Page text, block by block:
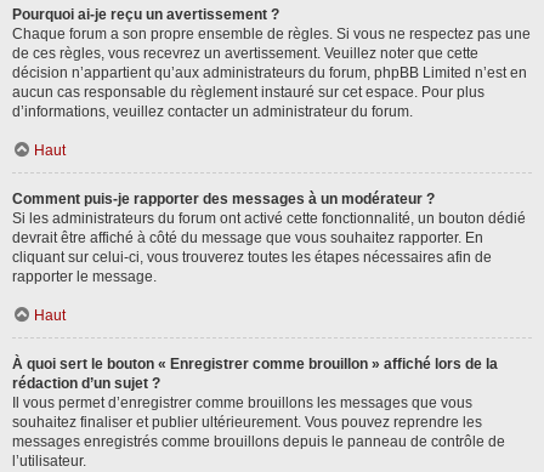
Pourquoi ai-je reçu un avertissement ?
Chaque forum a son propre ensemble de règles. Si vous ne respectez pas une
de ces règles, vous recevrez un avertissement. Veuillez noter que cette
décision n’appartient qu’aux administrateurs du forum, phpBB Limited n’est en
aucun cas responsable du règlement instauré sur cet espace. Pour plus
d’informations, veuillez contacter un administrateur du forum.
Haut
Comment puis-je rapporter des messages à un modérateur ?
Si les administrateurs du forum ont activé cette fonctionnalité, un bouton dédié
devrait être affiché à côté du message que vous souhaitez rapporter. En
cliquant sur celui-ci, vous trouverez toutes les étapes nécessaires afin de
rapporter le message.
Haut
À quoi sert le bouton « Enregistrer comme brouillon » affiché lors de la
rédaction d’un sujet ?
Il vous permet d’enregistrer comme brouillons les messages que vous
souhaitez finaliser et publier ultérieurement. Vous pouvez reprendre les
messages enregistrés comme brouillons depuis le panneau de contrôle de
l’utilisateur.